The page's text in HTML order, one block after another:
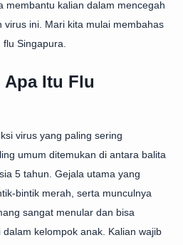
membantu kalian dalam mencegah
virus ini. Mari kita mulai membahas
Singapura.
Apa Itu Flu
virus yang paling sering
umum ditemukan di antara balita
5 tahun. Gejala utama yang
bintik merah, serta munculnya
sangat menular dan bisa
kelompok anak. Kalian wajib